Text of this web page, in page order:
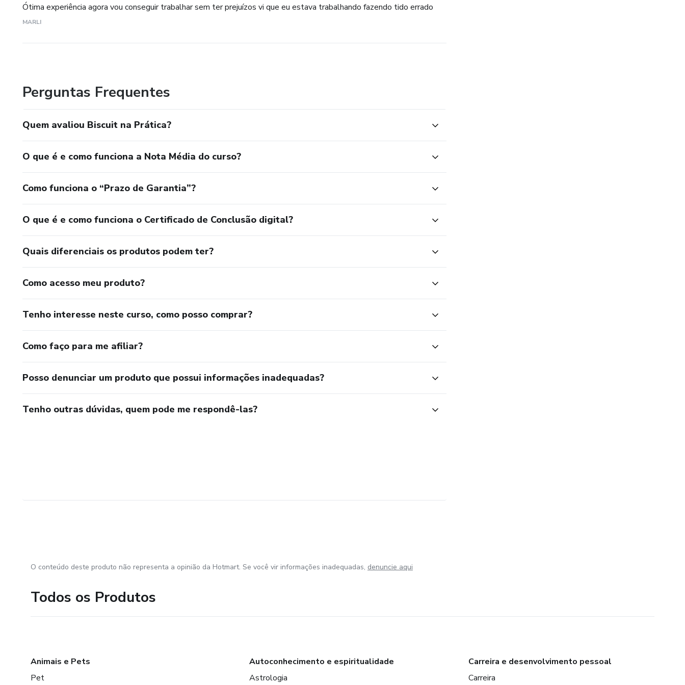
• Modulo 3 – Festa e maternidade
3. Lembrancinhas de luxo
5. Mini topo
8. Como forrar e decorar bolo fake
9. Kit higiene
10. Quadro maternidade
1. Como buscar referencias e proporção
3. Montagem e estrutura de peças grandes
4. Pintura e sombreamento
• Módulo 6 – Bonecos personalizados
3. Como vestir um corpinho
Ótima experiência agora vou conseguir trabalhar sem ter prejuízos vi que eu estava trabalhando fazendo tido errado
MARLI
Perguntas Frequentes
Quem avaliou Biscuit na Prática?
O que é e como funciona a Nota Média do curso?
Como funciona o “Prazo de Garantia”?
O que é e como funciona o Certificado de Conclusão digital?
Quais diferenciais os produtos podem ter?
Como acesso meu produto?
Tenho interesse neste curso, como posso comprar?
Como faço para me afiliar?
Posso denunciar um produto que possui informações inadequadas?
Tenho outras dúvidas, quem pode me respondê-las?
O conteúdo deste produto não representa a opinião da Hotmart. Se você vir informações inadequadas, denuncie aqui
Todos os Produtos
Animais e Pets
Pet
Autoconhecimento e espiritualidade
Astrologia
Carreira e desenvolvimento pessoal
Carreira